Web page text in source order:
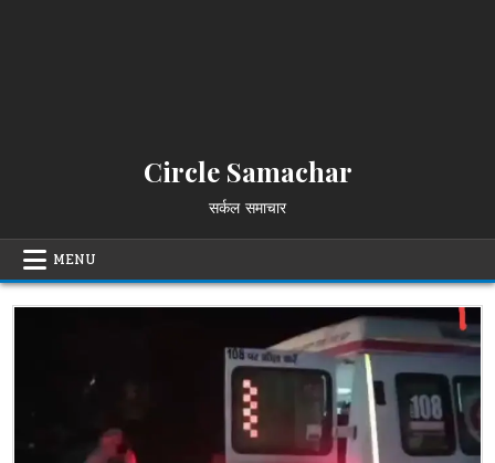
Circle Samachar
सर्कल समाचार
MENU